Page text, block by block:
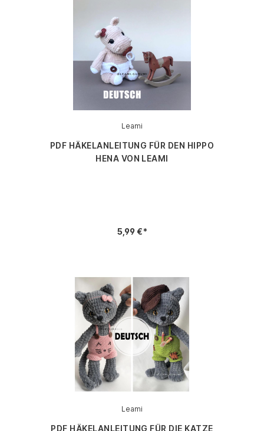
Leami
PDF HÄKELANLEITUNG FÜR DEN HIPPO
HENA VON LEAMI
5,99 €*
Leami
PDF HÄKELANLEITUNG FÜR DIE KATZE